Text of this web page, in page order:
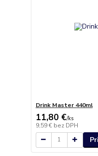
Drink Master 440ml
11,80 €/ks
9,59 € bez DPH